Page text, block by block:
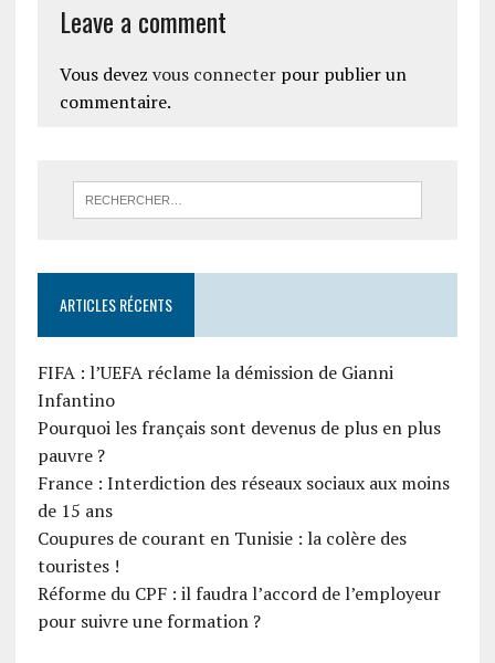
Leave a comment
Vous devez vous connecterpour publier un
commentaire.
ARTICLES RÉCENTS
FIFA : l’UEFA réclame la démission de Gianni
Infantino
Pourquoi les français sont devenus de plus en plus
pauvre ?
France : Interdiction des réseaux sociaux aux moins
de 15 ans
Coupures de courant en Tunisie : la colère des
touristes !
Réforme du CPF : il faudra l’accord de l’employeur
pour suivre une formation ?